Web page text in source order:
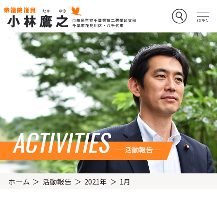
ホーム 活動報告 2021年 1月